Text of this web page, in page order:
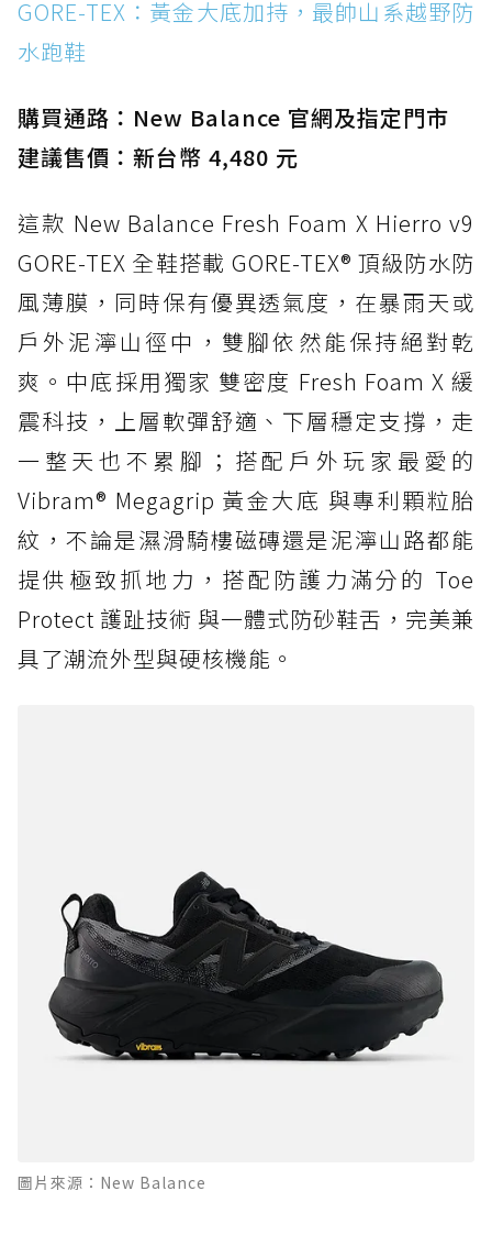
異大底與全防水厚底健走鞋
防水鞋推薦 15. Brooks Cascadia 19 GTX：注
GORE-TEX：黃金大底加持，最帥山系越野防
水跑鞋
購買通路：New Balance 官網及指定門市
建議售價：新台幣 4,480 元
這款 New Balance Fresh Foam X Hierro v9
GORE-TEX 全鞋搭載 GORE-TEX® 頂級防水防
風薄膜，同時保有優異透氣度，在暴雨天或
戶外泥濘山徑中，雙腳依然能保持絕對乾
爽。中底採用獨家 雙密度 Fresh Foam X 緩
震科技，上層軟彈舒適、下層穩定支撐，走
一整天也不累腳；搭配戶外玩家最愛的
Vibram® Megagrip 黃金大底 與專利顆粒胎
紋，不論是濕滑騎樓磁磚還是泥濘山路都能
提供極致抓地力，搭配防護力滿分的 Toe
Protect 護趾技術 與一體式防砂鞋舌，完美兼
具了潮流外型與硬核機能。
圖片來源：New Balance